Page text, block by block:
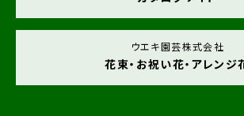
ウエキ園芸株式会社
花束・お祝い花・アレンジ